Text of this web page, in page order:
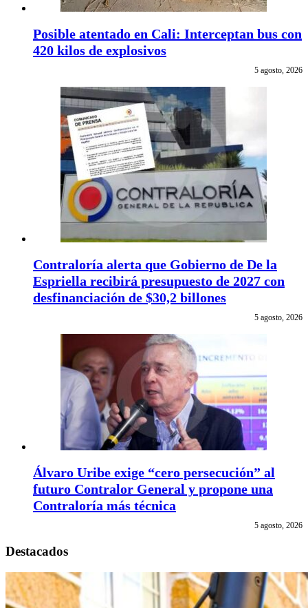
Posible atentado en Cali: Interceptan bus con
420 kilos de explosivos
5 agosto, 2026
Contraloría alerta que Gobierno de De la
Espriella recibirá presupuesto de 2027 con
desfinanciación de $30,2 billones
5 agosto, 2026
Álvaro Uribe exige “cero persecución” al
futuro Contralor General y propone una
Contraloría más técnica
5 agosto, 2026
Destacados